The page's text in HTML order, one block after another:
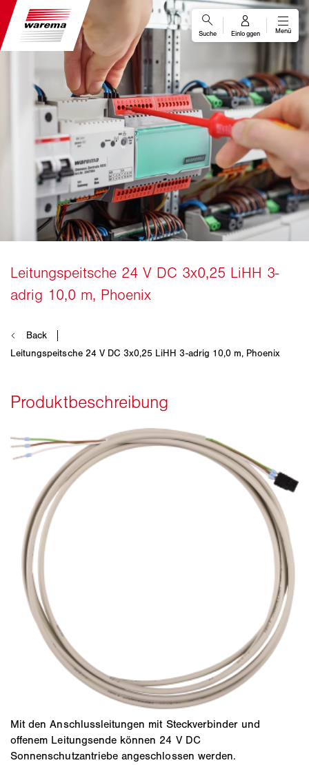
Mit den Anschlussleitungen mit Steckverbinder und
offenem Leitungsende können 24 V DC
Sonnenschutzantriebe angeschlossen werden.